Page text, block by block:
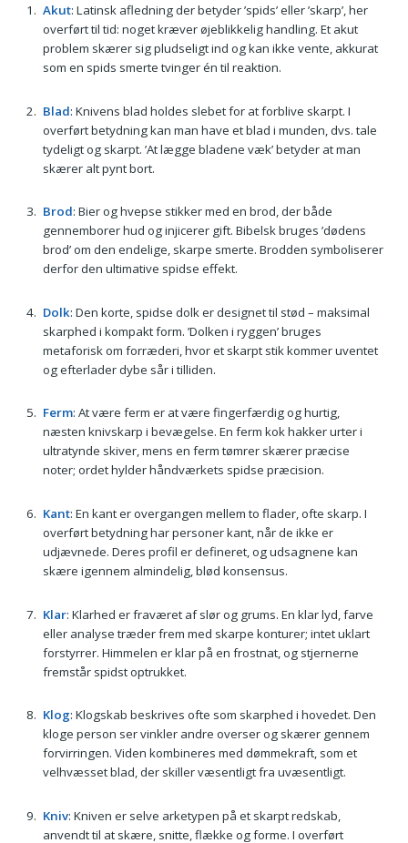
Akut: Latinsk afledning der betyder ’spids’ eller ’skarp’, her
overført til tid: noget kræver øjeblikkelig handling. Et akut
problem skærer sig pludseligt ind og kan ikke vente, akkurat
som en spids smerte tvinger én til reaktion.
Blad: Knivens blad holdes slebet for at forblive skarpt. I
overført betydning kan man have et blad i munden, dvs. tale
tydeligt og skarpt. ’At lægge bladene væk’ betyder at man
skærer alt pynt bort.
Brod: Bier og hvepse stikker med en brod, der både
gennemborer hud og injicerer gift. Bibelsk bruges ’dødens
brod’ om den endelige, skarpe smerte. Brodden symboliserer
derfor den ultimative spidse effekt.
Dolk: Den korte, spidse dolk er designet til stød – maksimal
skarphed i kompakt form. ’Dolken i ryggen’ bruges
metaforisk om forræderi, hvor et skarpt stik kommer uventet
og efterlader dybe sår i tilliden.
Ferm: At være ferm er at være fingerfærdig og hurtig,
næsten knivskarp i bevægelse. En ferm kok hakker urter i
ultratynde skiver, mens en ferm tømrer skærer præcise
noter; ordet hylder håndværkets spidse præcision.
Kant: En kant er overgangen mellem to flader, ofte skarp. I
overført betydning har personer kant, når de ikke er
udjævnede. Deres profil er defineret, og udsagnene kan
skære igennem almindelig, blød konsensus.
Klar: Klarhed er fraværet af slør og grums. En klar lyd, farve
eller analyse træder frem med skarpe konturer; intet uklart
forstyrrer. Himmelen er klar på en frostnat, og stjernerne
fremstår spidst optrukket.
Klog: Klogskab beskrives ofte som skarphed i hovedet. Den
kloge person ser vinkler andre overser og skærer gennem
forvirringen. Viden kombineres med dømmekraft, som et
velhvæsset blad, der skiller væsentligt fra uvæsentligt.
Kniv: Kniven er selve arketypen på et skarpt redskab,
anvendt til at skære, snitte, flække og forme. I overført